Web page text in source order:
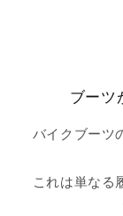
ブーツ
バイクブーツ
これは単なる